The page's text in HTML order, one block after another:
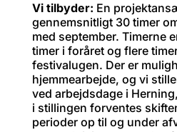
Vi tilbyder: En
gennemsnitligt 30 timer
med september. Timerne
timer i foråret og flere
festivalugen. Der er
hjemmearbejde, og vi
ved arbejdsdage i
i stillingen forventes
perioder op til og under